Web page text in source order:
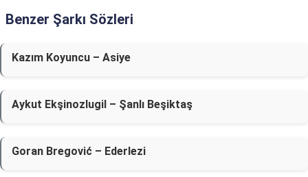
Benzer Şarkı Sözleri
Kazım Koyuncu – Asiye
Aykut Ekşinozlugil – Şanlı Beşiktaş
Goran Bregović – Ederlezi